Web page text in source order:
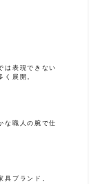
は表現できない
く展開。
な職人の腕で仕
具ブランド。